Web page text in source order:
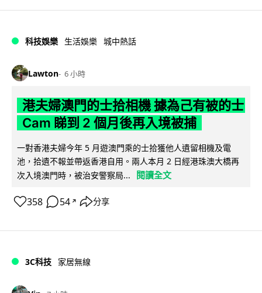
科技娛樂 生活娛樂 城中熱話
Lawton 6 小時
港夫婦澳門的士拾相機 據為己有被的士
Cam 睇到 2 個月後再入境被捕
一對香港夫婦今年 5 月遊澳門乘的士拾獲他人遺留相機及電
池，拾遺不報並帶返香港自用。兩人本月 2 日經港珠澳大橋再
次入境澳門時，被治安警察局...
閱讀全文
358 54 ↗ 分享
3C科技 家居無線